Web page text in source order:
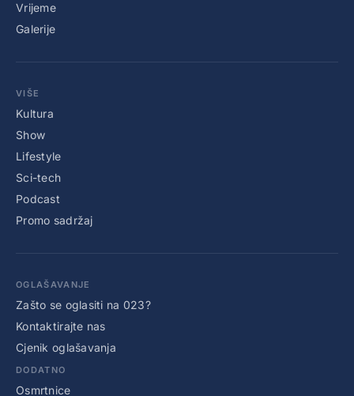
Vrijeme
Galerije
VIŠE
Kultura
Show
Lifestyle
Sci-tech
Podcast
Promo sadržaj
OGLAŠAVANJE
Zašto se oglasiti na 023?
Kontaktirajte nas
Cjenik oglašavanja
DODATNO
Osmrtnice